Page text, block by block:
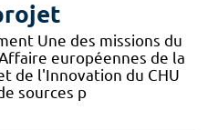
Une des missions du
européennes de la
de l'Innovation du CHU
sources p